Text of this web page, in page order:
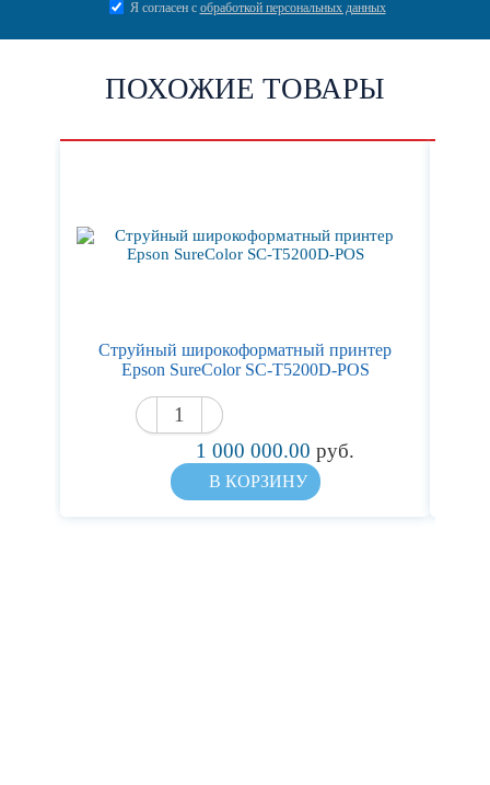
Я согласен с обработкой персональных данных
ПОХОЖИЕ ТОВАРЫ
Струйный широкоформатный принтер
Epson SureColor SC-T5200D-POS
1 000 000.00 руб.
В КОРЗИНУ